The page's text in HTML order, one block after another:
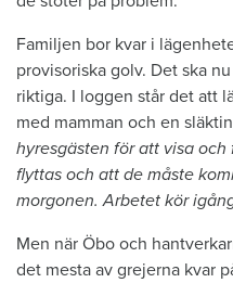
Familjen bor kvar i
provisoriska golv. Det ska
riktiga. I loggen står det att
med mamman och en
hyresgästen för att visa
flyttas och att de måste
morgonen. Arbetet kör
Men när Öbo och
det mesta av grejerna kvar